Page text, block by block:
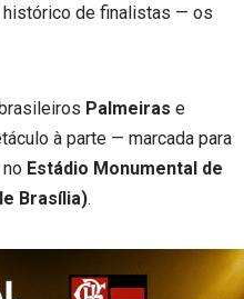
histórico de finalistas — os
Palmeiras e
à parte — marcada para
no Estádio Monumental de
Brasília).